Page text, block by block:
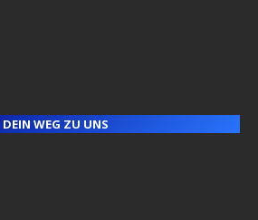
DEIN WEG ZU UNS